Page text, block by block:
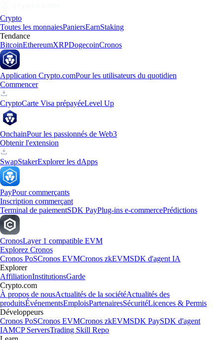
Crypto
Toutes les monnaiesPaniersEarnStaking
Tendance
BitcoinEthereumXRPDogecoinCronos
Application Crypto.comPour les utilisateurs du quotidien
Commencer
CryptoCarte Visa prépayéeLevel Up
OnchainPour les passionnés de Web3
Obtenir l'extension
SwapStakerExplorer les dApps
PayPour commerçants
Inscription commerçant
Terminal de paiementSDK PayPlug-ins e-commercePrédictions
CronosLayer 1 compatible EVM
Explorez Cronos
Cronos PoSCronos EVMCronos zkEVMSDK d'agent IA
Explorer
AffiliationInstitutionsGarde
Crypto.com
À propos de nousActualités de la sociétéActualités des
produitsÉvénementsEmploisPartenairesSécuritéLicences & Permis
Développeurs
Cronos PoSCronos EVMCronos zkEVMSDK PaySDK d'agent
IAMCP ServersTrading Skill Repo